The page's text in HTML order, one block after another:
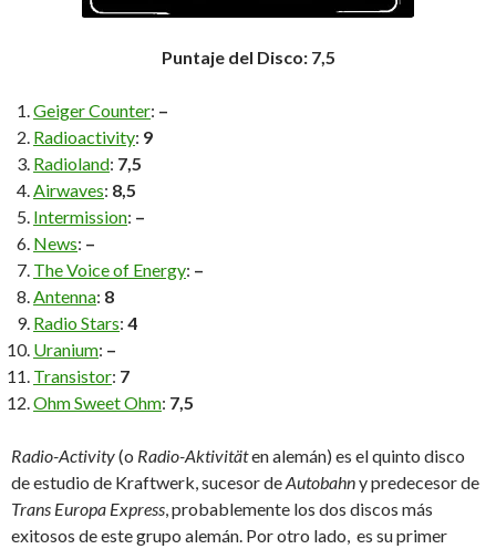
Puntaje del Disco: 7,5
Geiger Counter: –
Radioactivity: 9
Radioland: 7,5
Airwaves: 8,5
Intermission: –
News: –
The Voice of Energy: –
Antenna: 8
Radio Stars: 4
Uranium: –
Transistor: 7
Ohm Sweet Ohm: 7,5
Radio-Activity(o Radio-Aktivitäten alemán) es el quinto disco
de estudio de Kraftwerk, sucesor deAutobahny predecesor de
Trans Europa Express, probablemente los dos discos más
exitosos de este grupo alemán. Por otro lado, es su primer